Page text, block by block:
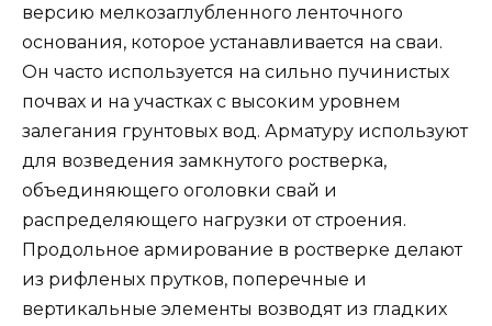
версию мелкозаглубленного ленточного
основания, которое устанавливается на сваи.
Он часто используется на сильно пучинистых
почвах и на участках с высоким уровнем
залегания грунтовых вод. Арматуру используют
для возведения замкнутого ростверка,
объединяющего оголовки свай и
распределяющего нагрузки от строения.
Продольное армирование в ростверке делают
из рифленых прутков, поперечные и
вертикальные элементы возводят из гладких